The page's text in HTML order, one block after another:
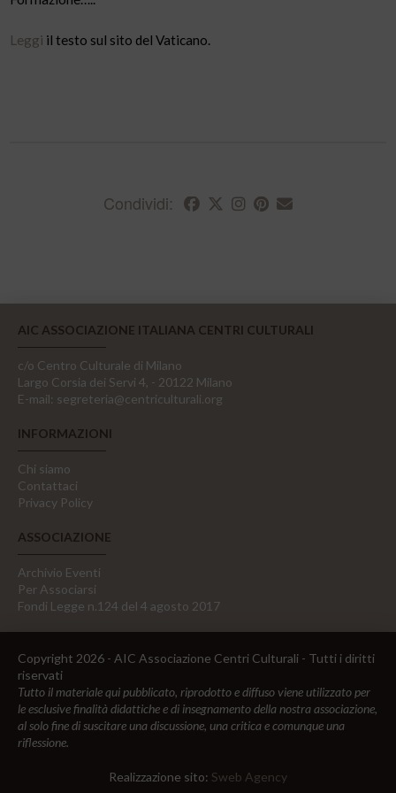
Leggi il testo sul sito del Vaticano.
Condividi:
AIC ASSOCIAZIONE ITALIANA CENTRI CULTURALI
c/o Centro Culturale di Milano
Largo Corsia dei Servi 4, - 20122 Milano
E-mail: segreteria@centriculturali.org
INFORMAZIONI
Chi siamo
Contattaci
Privacy Policy
ASSOCIAZIONE
Archivio Eventi
Per Associarsi
Fondi Legge n.124 del 4 agosto 2017
Copyright 2026 - AIC Associazione Centri Culturali - Tutti i diritti
riservati
Tutto il materiale qui pubblicato, riprodotto e diffuso viene utilizzato per
le esclusive finalità didattiche e di insegnamento della nostra associazione,
al solo fine di suscitare una discussione, una critica e comunque una
riflessione.
Realizzazione sito: Sweb Agency